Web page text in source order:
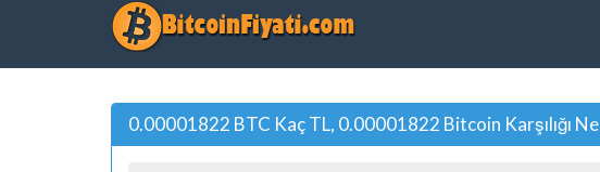
0.00001822 BTC Kaç TL, 0.00001822 Bitcoin Karşılığı